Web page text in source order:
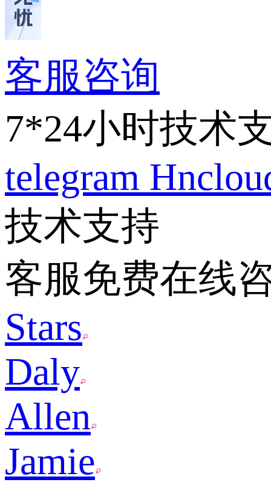
客服咨询
7*24小时技术
telegram
技术支持
客服免费在线
Stars
Daly
Allen
Jamie